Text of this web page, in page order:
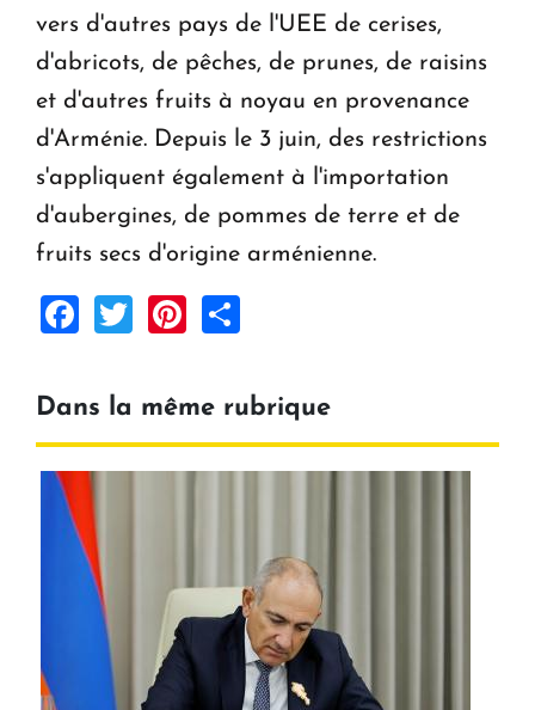
vers d'autres pays de l'UEE de cerises,
d'abricots, de pêches, de prunes, de raisins
et d'autres fruits à noyau en provenance
d'Arménie. Depuis le 3 juin, des restrictions
s'appliquent également à l'importation
d'aubergines, de pommes de terre et de
fruits secs d'origine arménienne.
Facebook
TwitterPinterest
Dans la même rubrique